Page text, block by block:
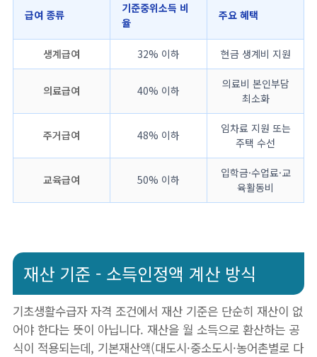
급여 종류
기준중위소득 비
율
주요 혜택
생계급여 32% 이하 현금 생계비 지원
의료급여 40% 이하
의료비 본인부담
최소화
주거급여 48% 이하
임차료 지원 또는
주택 수선
교육급여 50% 이하
입학금·수업료·교
육활동비
재산 기준 - 소득인정액 계산 방식
기초생활수급자 자격 조건에서 재산 기준은 단순히 재산이 없
어야 한다는 뜻이 아닙니다. 재산을 월 소득으로 환산하는 공
식이 적용되는데, 기본재산액(대도시·중소도시·농어촌별로 다